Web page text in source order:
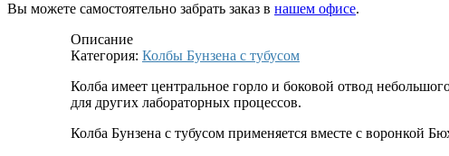
Вы можете самостоятельно забрать заказ в нашем офисе.
Описание
Категория: Колбы Бунзена с тубусом
Колба имеет центральное горло и боковой отвод
для других лабораторных процессов.
Колба Бунзена с тубусом применяется вместе с воронкой